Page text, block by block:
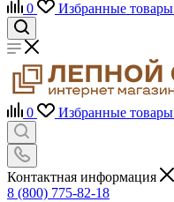
0 Избранные товары
0 Избранные товары
Контактная информация
8 (800) 775-82-18